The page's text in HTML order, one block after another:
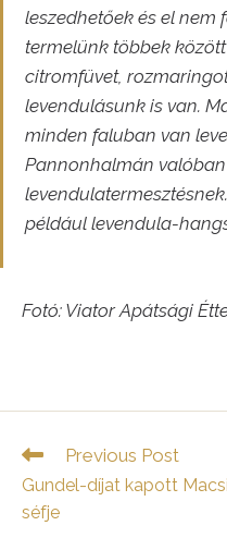
leszedhetőek és el nem
termelünk többek
citromfüvet,
levendulásunk is van.
minden faluban van
Pannonhalmán
például levendula-
Fotó: Viator Apátsági
Read
articles
Previous Post
Gundel-díjat kapott
séfje